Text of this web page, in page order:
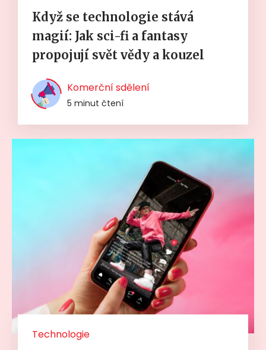
Když se technologie stává
magií: Jak sci-fi a fantasy
propojují svět vědy a kouzel
Komerční sdělení
5 minut čtení
Technologie